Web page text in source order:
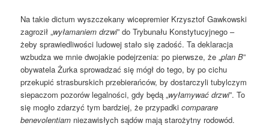
Na takie dictum wyszczekany wicepremier Krzysztof Gawkowski
zagroził „wyłamaniem drzwi” do Trybunału Konstytucyjnego –
żeby sprawiedliwości ludowej stało się zadość. Ta deklaracja
wzbudza we mnie dwojakie podejrzenia: po pierwsze, że „plan B”
obywatela Żurka sprowadzać się mógł do tego, by po cichu
przekupić strasburskich przebierańców, by dostarczyli tubylczym
siepaczom pozorów legalności, gdy będą „wyłamywać drzwi”. To
się mogło zdarzyć tym bardziej, że przypadkicomparare
benevolentiam niezawisłych sądów mają starożytny rodowód.